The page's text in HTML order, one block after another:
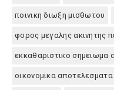
ποινικη διωξη μισθωτου
φορος μεγαλης ακινητης
εκκαθαριστικο σημειωμα
οικονομικα αποτελεσματα